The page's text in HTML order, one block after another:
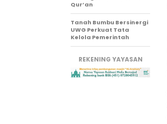
Qur’an
Tanah Bumbu Bersinergi
UWG Perkuat Tata
Kelola Pemerintah
REKENING YAYASAN